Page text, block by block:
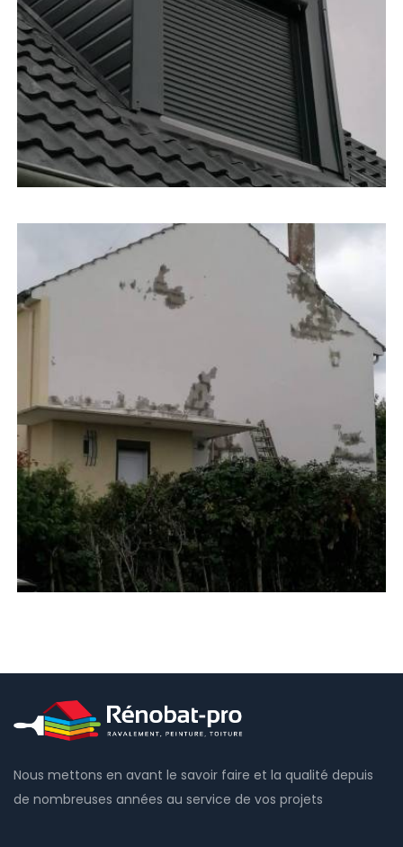
Nous mettons en avant le savoir faire et la qualité depuis
de nombreuses années au service de vos projets